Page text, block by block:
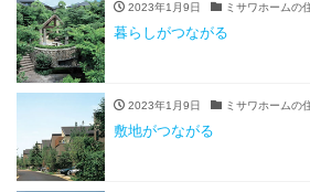
2023年1月9日 ミサワホームの
暮らしがつながる
2023年1月9日 ミサワホームの
敷地がつながる